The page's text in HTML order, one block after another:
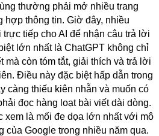
thường phải mở nhiều trang
hợp thông tin. Giờ đây, nhiều
tiếp cho AI để nhận câu trả lời
lớn nhất là ChatGPT không chỉ
mà còn tóm tắt, giải thích và trả lời
Điều này đặc biệt hấp dẫn trong
càng thiếu kiên nhẫn và muốn có
đọc hàng loạt bài viết dài dòng.
xem là mối đe dọa lớn nhất với mô
của Google trong nhiều năm qua.